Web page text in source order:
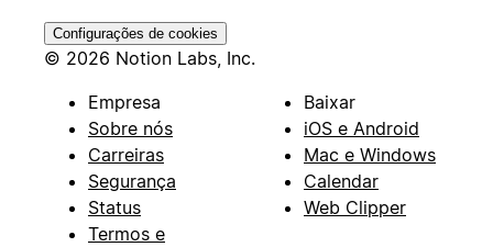
Configurações de cookies
© 2026 Notion Labs, Inc.
Empresa
Sobre nós
Carreiras
Segurança
Status
Termos e
Baixar
iOS e Android
Mac e Windows
Calendar
Web Clipper